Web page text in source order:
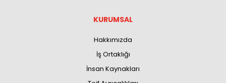
KURUMSAL
Hakkımızda
İş Ortaklığı
İnsan Kaynakları